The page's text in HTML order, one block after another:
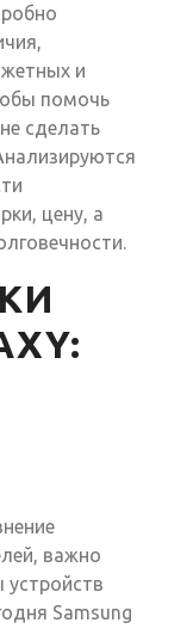
и
помочь
сделать
цену, а
важно
устройств
Samsung